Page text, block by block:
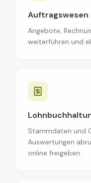
Auftragswesen
Angebote,
weiterführen und
Stammdaten und
Auswertungen
online freigeben.